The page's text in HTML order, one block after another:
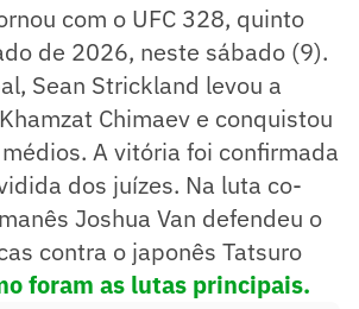
com o UFC 328, quinto
de 2026, neste sábado (9).
Sean Strickland levou a
Chimaev e conquistou
A vitória foi confirmada
dos juízes. Na luta co-
Joshua Van defendeu o
contra o japonês Tatsuro
foram as lutas principais.